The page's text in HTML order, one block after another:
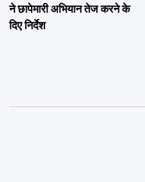
ने छापेमारी अभियान तेज करने के
दिए निर्देश